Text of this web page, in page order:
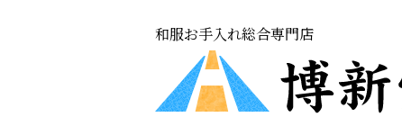
和服お手入れ総合専門店